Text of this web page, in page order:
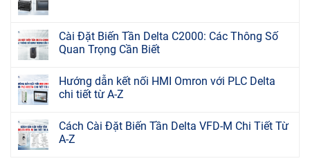
Cài Đặt Biến Tần Delta C2000: Các Thông Số
Quan Trọng Cần Biết
Hướng dẫn kết nối HMI Omron với PLC Delta
chi tiết từ A-Z
Cách Cài Đặt Biến Tần Delta VFD-M Chi Tiết Từ
A-Z